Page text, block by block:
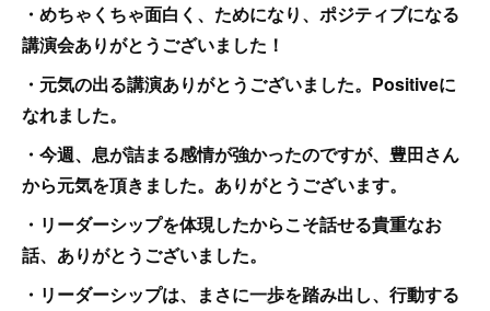
・めちゃくちゃ面白く、ためになり、ポジティブになる
講演会ありがとうございました！
・元気の出る講演ありがとうございました。Positiveに
なれました。
・今週、息が詰まる感情が強かったのですが、豊田さん
から元気を頂きました。ありがとうございます。
・リーダーシップを体現したからこそ話せる貴重なお
話、ありがとうございました。
・リーダーシップは、まさに一歩を踏み出し、行動する